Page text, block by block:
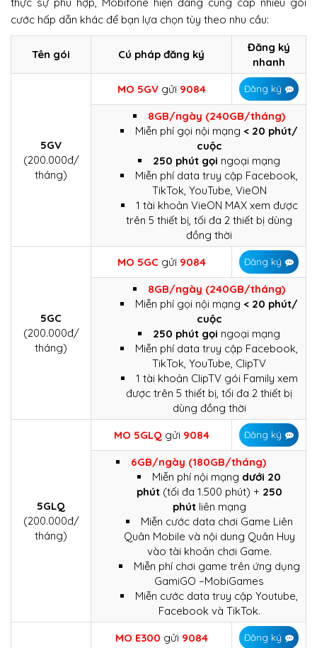
cước hấp dẫn khác để bạn lựa chọn tùy theo nhu cầu:
Tên gói Cú pháp đăng ký
Đăng ký
nhanh
5GV
(200.000đ/
tháng)
MO 5GV gửi 9084 Đăng ký
8GB/ngày (240GB/tháng)
Miễn phí gọi nội mạng < 20 phút/
cuộc
250 phút gọi ngoại mạng
Miễn phí data truy cập Facebook,
TikTok, YouTube, VieON
1 tài khoản VieON MAX xem được
trên 5 thiết bị, tối đa 2 thiết bị dùng
đồng thời
5GC
(200.000đ/
tháng)
MO 5GC gửi 9084 Đăng ký
8GB/ngày (240GB/tháng)
Miễn phí gọi nội mạng < 20 phút/
cuộc
250 phút gọi ngoại mạng
Miễn phí data truy cập Facebook,
TikTok, YouTube, ClipTV
1 tài khoản ClipTV gói Family xem
được trên 5 thiết bị, tối đa 2 thiết bị
dùng đồng thời
5GLQ
(200.000đ/
tháng)
MO 5GLQ gửi 9084 Đăng ký
6GB/ngày (180GB/tháng)
Miễn phí nội mạng dưới 20
phút(tối đa 1.500 phút) + 250
phútliên mạng
Miễn cước data chơi Game Liên
Quân Mobile và nội dung Quân Huy
vào tài khoản chơi Game.
Miễn phí chơi game trên ứng dụng
GamiGO –MobiGames
Miễn cước data truy cập Youtube,
Facebook và TikTok.
MO E300 gửi 9084 Đăng ký